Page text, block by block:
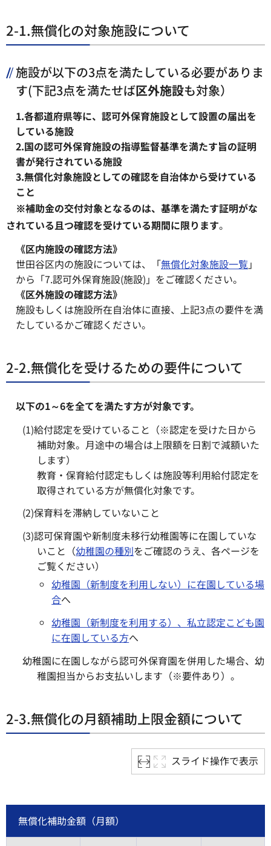
2-1.無償化の対象施設について
施設が以下の3点を満たしている必要がありま
す(下記3点を満たせば区外施設も対象）
1.各都道府県等に、認可外保育施設として設置の届出を
している施設
2.国の認可外保育施設の指導監督基準を満たす旨の証明
書が発行されている施設
3.無償化対象施設としての確認を自治体から受けている
こと
※補助金の交付対象となるのは、基準を満たす証明がな
されている且つ確認を受けている期間に限ります。
《区内施設の確認方法》
世田谷区内の施設については、「無償化対象施設一覧」
から「7.認可外保育施設(施設)」をご確認ください。
《区外施設の確認方法》
施設もしくは施設所在自治体に直接、上記3点の要件を満
たしているかご確認ください。
2-2.無償化を受けるための要件について
以下の1～6を全てを満たす方が対象です。
(1)給付認定を受けていること（※認定を受けた日から
補助対象。月途中の場合は上限額を日割で減額いた
します）
教育・保育給付認定もしくは施設等利用給付認定を
取得されている方が無償化対象です。
(2)保育料を滞納していないこと
(3)認可保育園や新制度未移行幼稚園等に在園していな
いこと（幼稚園の種別をご確認のうえ、各ページを
ご覧ください）
幼稚園（新制度を利用しない）に在園している場
合へ
幼稚園（新制度を利用する）、私立認定こども園
に在園している方へ
幼稚園に在園しながら認可外保育園を併用した場合、幼
稚園担当からお支払いします（※要件あり）。
2-3.無償化の月額補助上限金額について
スライド操作で表示
無償化補助金額（月額）